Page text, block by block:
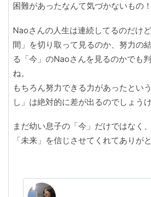
困難があったなんて気づかないもの！
Naoさんの人生は連続してるのだけ
間」を切り取って見るのか、努力の
る「今」のNaoさんを見るのかでも
ね。
もちろん努力できる力があったとい
し」は絶対的に差が出るのでしょう
まだ幼い息子の「今」だけではなく
「未来」を信じさせてくれてありが